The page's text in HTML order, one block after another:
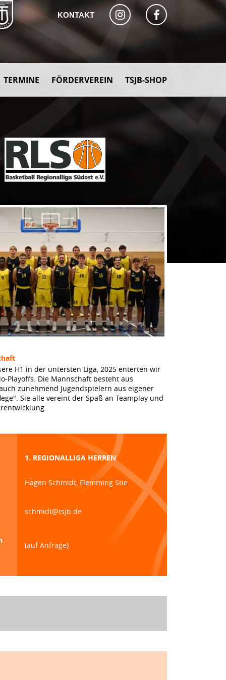
KONTAKT
TERMINE FÖRDERVEREIN TSJB-SHOP
H1 in der untersten Liga, 2025 enterten wir
Playoffs. Die Mannschaft besteht aus
zunehmend Jugendspielern aus eigener
Sie alle vereint der Spaß an Teamplay und
1. REGIONALLIGA HERREN
Hagen Schmidt, Flemming Stie
schmidt@tsjb.de
(auf Anfrage)